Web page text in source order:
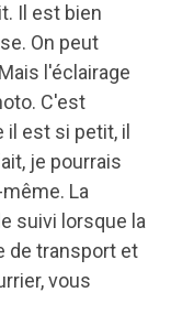
Il est bien
On peut
l'éclairage
C'est
est si petit, il
je pourrais
La
suivi lorsque la
de transport et
vous